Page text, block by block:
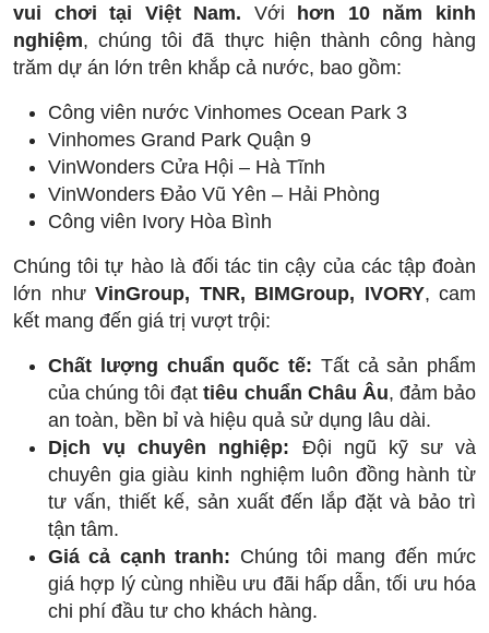
vui chơi tại Việt Nam. Với hơn 10 năm kinh
nghiệm, chúng tôi đã thực hiện thành công hàng
trăm dự án lớn trên khắp cả nước, bao gồm:
Công viên nước Vinhomes Ocean Park 3
Vinhomes Grand Park Quận 9
VinWonders Cửa Hội – Hà Tĩnh
VinWonders Đảo Vũ Yên – Hải Phòng
Công viên Ivory Hòa Bình
Chúng tôi tự hào là đối tác tin cậy của các tập đoàn
lớn như VinGroup, TNR, BIMGroup, IVORY, cam
kết mang đến giá trị vượt trội:
Chất lượng chuẩn quốc tế: Tất cả sản phẩm
của chúng tôi đạttiêu chuẩn Châu Âu, đảm bảo
an toàn, bền bỉ và hiệu quả sử dụng lâu dài.
Dịch vụ chuyên nghiệp: Đội ngũ kỹ sư và
chuyên gia giàu kinh nghiệm luôn đồng hành từ
tư vấn, thiết kế, sản xuất đến lắp đặt và bảo trì
tận tâm.
Giá cả cạnh tranh: Chúng tôi mang đến mức
giá hợp lý cùng nhiều ưu đãi hấp dẫn, tối ưu hóa
chi phí đầu tư cho khách hàng.